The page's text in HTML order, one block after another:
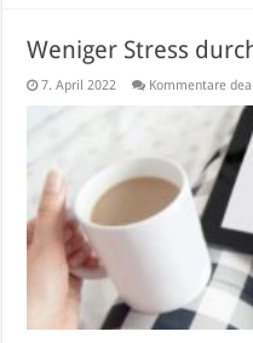
Weniger Stress
7. April 2022 Kommentare